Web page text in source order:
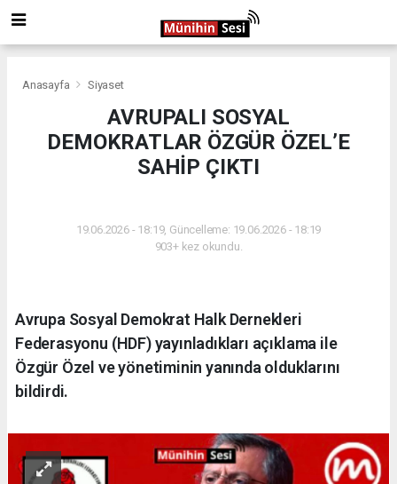
Anasayfa Siyaset
AVRUPALI SOSYAL
DEMOKRATLAR ÖZGÜR ÖZEL’E
SAHİP ÇIKTI
19.06.2026 - 18:19, Güncelleme: 19.06.2026 - 18:19
903+ kez okundu.
Avrupa Sosyal Demokrat Halk Dernekleri
Federasyonu (HDF) yayınladıkları açıklama ile
Özgür Özel ve yönetiminin yanında olduklarını
bildirdi.